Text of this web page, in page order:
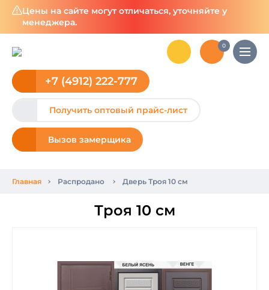
Цены на сайте могут отличаться, уточняйте у
менеджера.
0
+7 (4912) 222-777
Получить оптовый прайс-лист
Вызов замерщика
Главная Распродано Дверь Троя 10 см
Троя 10 см